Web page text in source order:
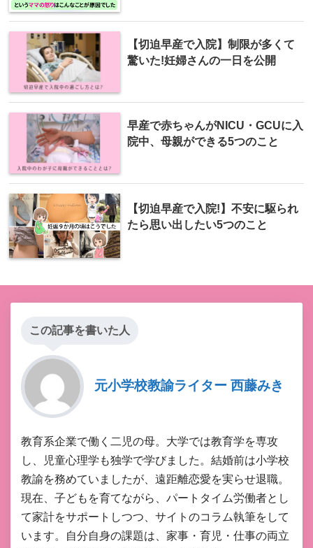
【切迫早産で入院】制限が多くて
驚いた!妊婦さんの一日を公開
早産で赤ちゃんがNICU・GCUに入
院中、母親ができる5つのこと
【切迫早産で入院!】不安に駆られ
たら思い出したい5つのこと
この記事を書いた人
元小学校教諭ライター 西藤みき
教育系企業で働く二児の母。大学では教育学を専攻
し、児童心理学も独学で学びました。結婚前は小学校
教諭を務めていましたが、遠距離恋愛を実らせ退職。
現在、子どもを育てながら、パートタイム労働者とし
て家計をサポートしつつ、サイトのコラム執筆をして
います。自分自身の課題は、家事・育児・仕事の両立